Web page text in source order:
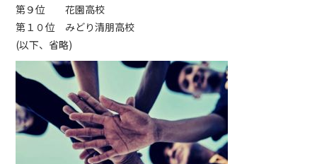
第９位 花園高校
第１０位 みどり清朋高校
(以下、省略)